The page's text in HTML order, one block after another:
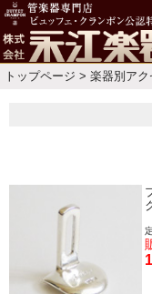
トップページ > 楽器別アク